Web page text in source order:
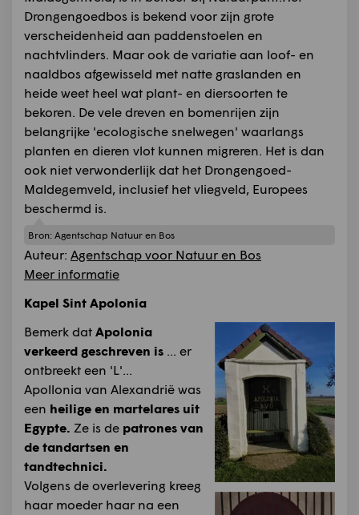
Drongengoedbos is bekend voor zijn grote
verscheidenheid aan paddenstoelen en
nachtvlinders. Maar ook de variatie aan loof- en
naaldbos afgewisseld met natte graslanden en
heide weet heel wat plant- en diersoorten te
bekoren. De vele dreven en bomenrijen zijn
belangrijke 'ecologische snelwegen' waarlangs
planten en dieren vlot kunnen migreren. Het is dan
ook niet verwonderlijk dat het Drongengoed-
Maldegemveld, inclusief het vliegveld, Europees
beschermd is.
Bron: Agentschap Natuur en Bos
Auteur: Agentschap voor Natuur en Bos
Meer informatie
Kapel Sint Apolonia
Bemerk dat Apolonia
verkeerd geschreven is ... er
ontbreekt een 'L'...
Apollonia van Alexandrië was
een heilige en martelares uit
Egypte. Ze is de patrones van
de tandartsen en
tandtechnici.
Volgens de overlevering kreeg
haar moeder haar na een